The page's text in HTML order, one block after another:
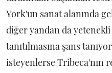
York'un sanat alanında
diğer yandan da
tanıtılmasına şans
isteyenlerse Tribeca'nın